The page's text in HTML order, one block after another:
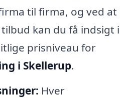
til firma, og ved at
kan du få indsigt i
prisniveau for
i Skellerup.
Hver